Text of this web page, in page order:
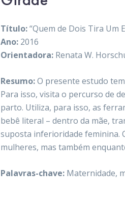
Título:“Quem de Dois Tira Um
Ano: 2016
Orientadora: Renata W.
Resumo:O presente estudo
Para isso, visita o percurso de
parto. Utiliza, para isso, as
bebê literal – dentro da mãe,
suposta inferioridade feminina.
mulheres, mas também
Palavras-chave: Maternidade,